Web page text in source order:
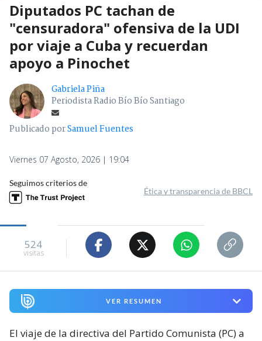
Diputados PC tachan de
"censuradora" ofensiva de la UDI
por viaje a Cuba y recuerdan
apoyo a Pinochet
Gabriela Piña
Periodista Radio Bío Bío Santiago
Publicado porSamuel Fuentes
Viernes 07 Agosto, 2026 | 19:04
Seguimos criterios de
Ética y transparencia de BBCL
524
visitas
VER RESUMEN
El viaje de la directiva del Partido Comunista (PC) a